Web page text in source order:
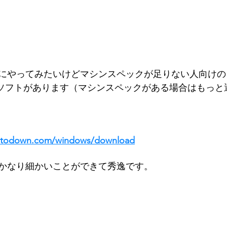
やってみたいけどマシンスペックが足りない人向け
フトがあります（マシンスペックがある場合はもっと
windows/download
なり細かいことができて秀逸です。